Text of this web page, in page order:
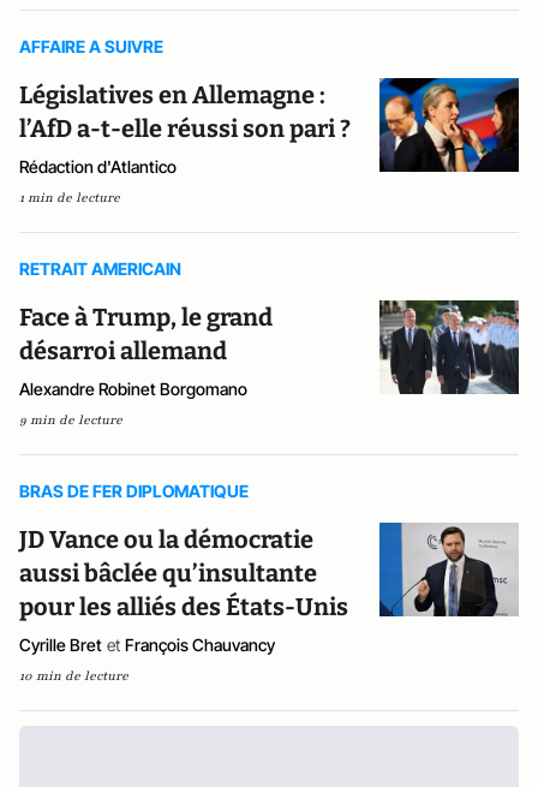
AFFAIRE A SUIVRE
Législatives en Allemagne :
l’AfD a-t-elle réussi son pari ?
Rédaction d'Atlantico
1 min de lecture
RETRAIT AMERICAIN
Face à Trump, le grand
désarroi allemand
Alexandre Robinet Borgomano
9 min de lecture
BRAS DE FER DIPLOMATIQUE
JD Vance ou la démocratie
aussi bâclée qu’insultante
pour les alliés des États-Unis
Cyrille Bret et François Chauvancy
10 min de lecture